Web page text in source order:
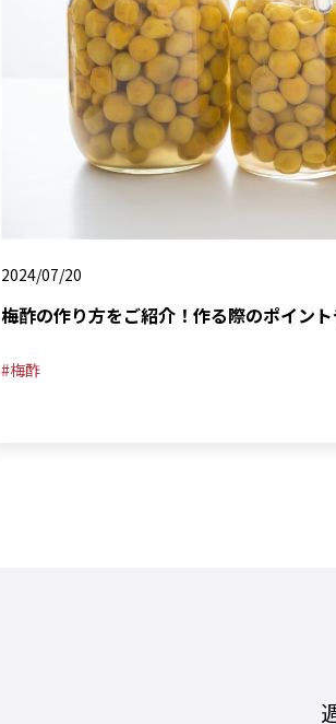
2024/07/20
梅酢の作り方をご紹介！作る際のポイン
梅酢